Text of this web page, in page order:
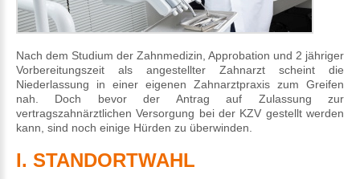
Nach dem Studium der Zahnmedizin, Approbation und 2 jähriger
Vorbereitungszeit als angestellter Zahnarzt scheint die
Niederlassung in einer eigenen Zahnarztpraxis zum Greifen
nah. Doch bevor der Antrag auf Zulassung zur
vertragszahnärztlichen Versorgung bei der KZV gestellt werden
kann, sind noch einige Hürden zu überwinden.
I. STANDORTWAHL